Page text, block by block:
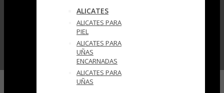
ALICATES
ALICATES PARA
PIEL
ALICATES PARA
UÑAS
ENCARNADAS
ALICATES PARA
UÑAS